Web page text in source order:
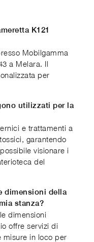
K121
Mobilgamma
a Melara. Il
per
utilizzati per la
e trattamenti a
garantendo
visionare i
del
dimensioni della
stanza?
dimensioni
offre servizi di
misure in loco per